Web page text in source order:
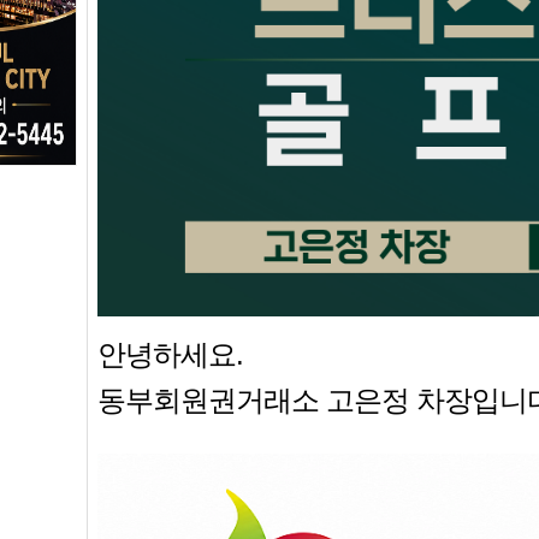
안녕하세요.
동부회원권거래소 고은정 차장입니